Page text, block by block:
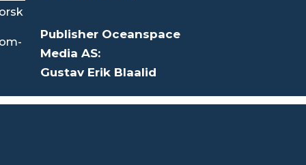
Publisher Oceanspace
Media AS:
Gustav Erik Blaalid